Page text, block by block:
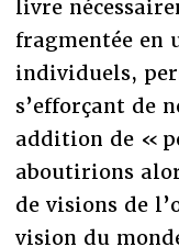
livre
fragmentée en
individuels,
s’efforçant de
addition de «
aboutirions
de visions de
vision du